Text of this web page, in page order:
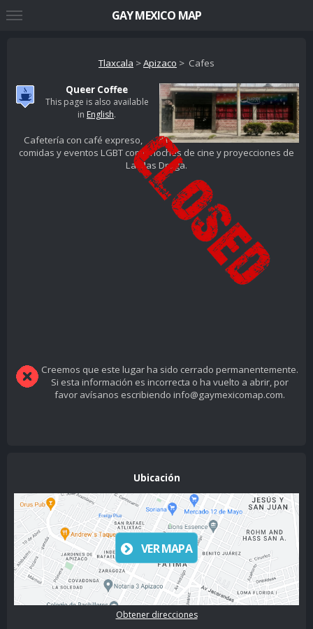
Tlaxcala >Apizaco > Cafes
Queer Coffee
This page is also available
in English.
Cafetería con café expreso,
comidas y eventos LGBT como noches de cine y proyecciones de
La Mas Draga.
Creemos que este lugar ha sido cerrado permanentemente.
Si esta información es incorrecta o ha vuelto a abrir, por
favor avísanos escribiendo info@gaymexicomap.com.
Ubicación
VER MAPA
Obtener direcciones
GAY MEXICO MAP